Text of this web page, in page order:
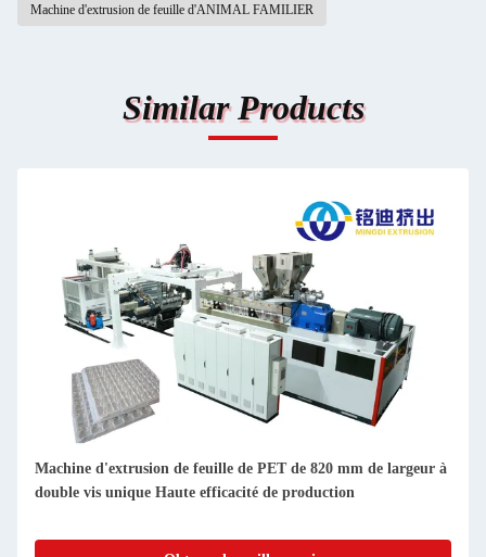
Machine d'extrusion de feuille d'ANIMAL FAMILIER
Similar Products
mm de largeur à
800-1300 kg/h ligne de production de feuilles
machine à extruder les feuilles de corps de